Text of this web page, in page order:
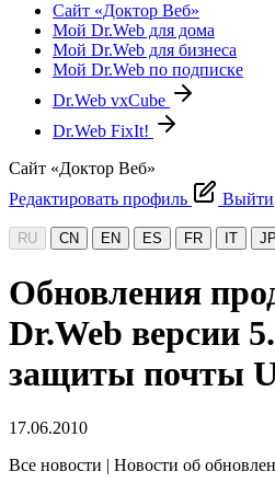
Сайт «Доктор Веб»
Мой Dr.Web для дома
Мой Dr.Web для бизнеса
Мой Dr.Web по подписке
Dr.Web vxCube
Dr.Web FixIt!
Сайт «Доктор Веб»
Редактировать профиль
Выйти
RU CN EN ES FR IT JP
Обновления
Dr.Web версии
защиты почты
17.06.2010
Все новости | Новости об